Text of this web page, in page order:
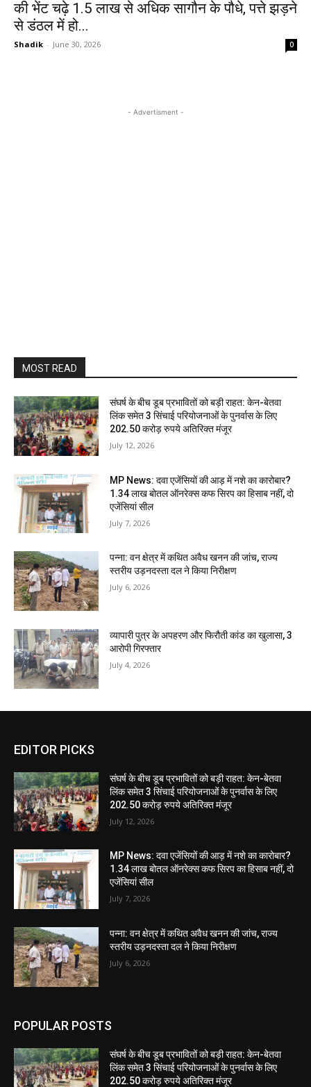
की भेंट चढ़े 1.5 लाख से अधिक सागौन के पौधे, पत्ते झड़ने
से डंठल में हो...
Shadik - June 30, 2026 0
- Advertisment -
MOST READ
संघर्ष के बीच डूब प्रभावितों को बड़ी राहत: केन-बेतवा
लिंक समेत 3 सिंचाई परियोजनाओं के पुनर्वास के लिए
202.50 करोड़ रुपये अतिरिक्त मंजूर
July 12, 2026
MP News: दवा एजेंसियों की आड़ में नशे का कारोबार?
1.34 लाख बोतल ऑनरेक्स कफ सिरप का हिसाब नहीं, दो
एजेंसियां सील
July 7, 2026
पन्ना: वन क्षेत्र में कथित अवैध खनन की जांच, राज्य
स्तरीय उड़नदस्ता दल ने किया निरीक्षण
July 6, 2026
व्यापारी पुत्र के अपहरण और फिरौती कांड का खुलासा, 3
आरोपी गिरफ्तार
July 4, 2026
EDITOR PICKS
संघर्ष के बीच डूब प्रभावितों को बड़ी राहत: केन-बेतवा
लिंक समेत 3 सिंचाई परियोजनाओं के पुनर्वास के लिए
202.50 करोड़ रुपये अतिरिक्त मंजूर
July 12, 2026
MP News: दवा एजेंसियों की आड़ में नशे का कारोबार?
1.34 लाख बोतल ऑनरेक्स कफ सिरप का हिसाब नहीं, दो
एजेंसियां सील
July 7, 2026
पन्ना: वन क्षेत्र में कथित अवैध खनन की जांच, राज्य
स्तरीय उड़नदस्ता दल ने किया निरीक्षण
July 6, 2026
POPULAR POSTS
संघर्ष के बीच डूब प्रभावितों को बड़ी राहत: केन-बेतवा
लिंक समेत 3 सिंचाई परियोजनाओं के पुनर्वास के लिए
202.50 करोड़ रुपये अतिरिक्त मंजूर